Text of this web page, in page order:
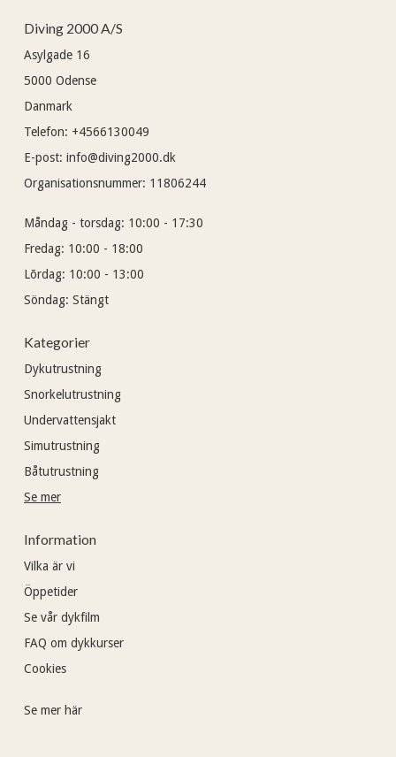
Diving 2000 A/S
Asylgade 16
5000 Odense
Danmark
Telefon: +4566130049
E-post: info@diving2000.dk
Organisationsnummer: 11806244
Måndag - torsdag: 10:00 - 17:30
Fredag: 10:00 - 18:00
Lõrdag: 10:00 - 13:00
Söndag: Stängt
Kategorier
Dykutrustning
Snorkelutrustning
Undervattensjakt
Simutrustning
Båtutrustning
Se mer
Information
Vilka är vi
Öppetider
Se vår dykfilm
FAQ om dykkurser
Cookies
Se mer här